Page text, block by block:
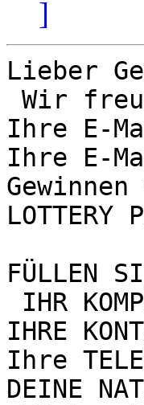
]
Lieber
Ihre E-
Ihre E-
LOTTERY
FÜLLEN
IHRE
Ihre
DEINE